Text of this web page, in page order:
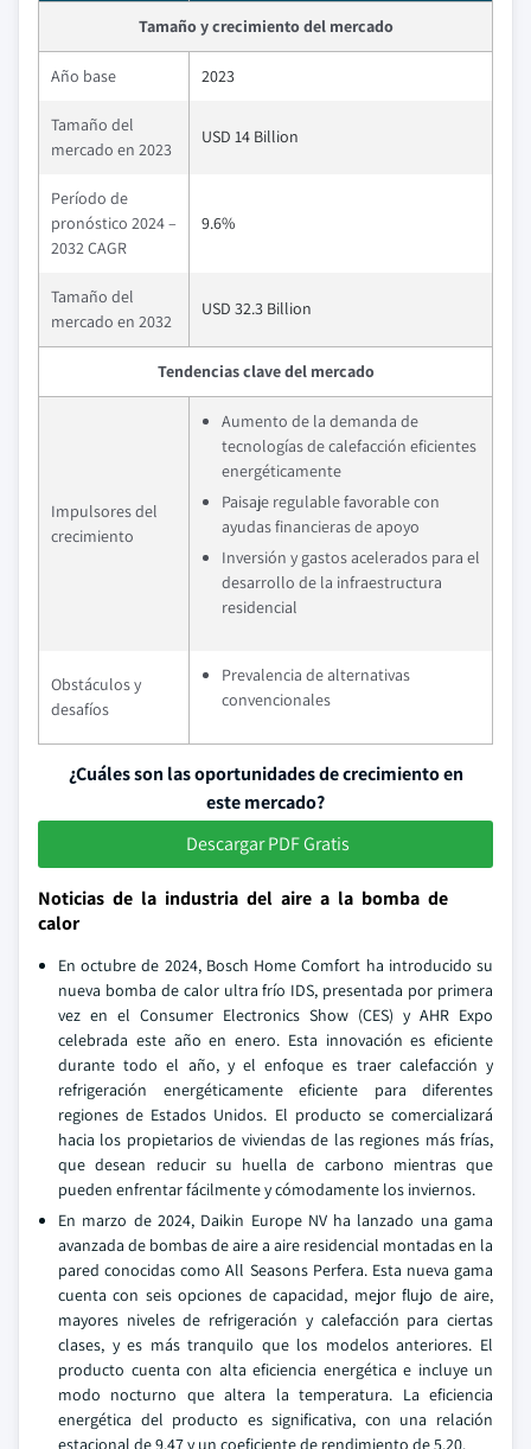
Tamaño y crecimiento del mercado
Año base 2023
Tamaño del
mercado en 2023
USD 14 Billion
Período de
pronóstico 2024 –
2032 CAGR
9.6%
Tamaño del
mercado en 2032
USD 32.3 Billion
Tendencias clave del mercado
Impulsores del
crecimiento
Aumento de la demanda de
tecnologías de calefacción eficientes
energéticamente
Paisaje regulable favorable con
ayudas financieras de apoyo
Inversión y gastos acelerados para el
desarrollo de la infraestructura
residencial
Obstáculos y
desafíos
Prevalencia de alternativas
convencionales
¿Cuáles son las oportunidades de crecimiento en
este mercado?
Descargar PDF Gratis
Noticias de la industria del aire a la bomba de
calor
En octubre de 2024, Bosch Home Comfort ha introducido su
nueva bomba de calor ultra frío IDS, presentada por primera
vez en el Consumer Electronics Show (CES) y AHR Expo
celebrada este año en enero. Esta innovación es eficiente
durante todo el año, y el enfoque es traer calefacción y
refrigeración energéticamente eficiente para diferentes
regiones de Estados Unidos. El producto se comercializará
hacia los propietarios de viviendas de las regiones más frías,
que desean reducir su huella de carbono mientras que
pueden enfrentar fácilmente y cómodamente los inviernos.
En marzo de 2024, Daikin Europe NV ha lanzado una gama
avanzada de bombas de aire a aire residencial montadas en la
pared conocidas como All Seasons Perfera. Esta nueva gama
cuenta con seis opciones de capacidad, mejor flujo de aire,
mayores niveles de refrigeración y calefacción para ciertas
clases, y es más tranquilo que los modelos anteriores. El
producto cuenta con alta eficiencia energética e incluye un
modo nocturno que altera la temperatura. La eficiencia
energética del producto es significativa, con una relación
estacional de 9.47 y un coeficiente de rendimiento de 5.20.